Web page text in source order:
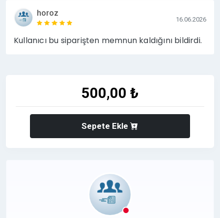
player vb.horoz
16.06.2026
Kullanıcı bu siparişten memnun kaldığını bildirdi.
500,00 ₺
Sepete Ekle